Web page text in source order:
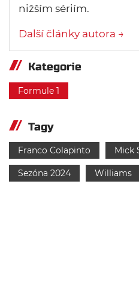
nižším sériím.
Další články autora →
Kategorie
Formule 1
Tagy
Franco Colapinto Mick
Sezóna 2024 Williams